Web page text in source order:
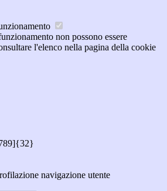
non possono essere
l'elenco nella pagina della cookie
navigazione utente